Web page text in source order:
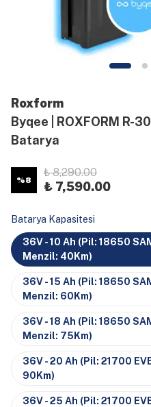
Roxform
Byqee | ROXFORM R-
Batarya
%8
₺ 8,290.00
₺ 7,590.00
Batarya Kapasitesi
36V - 10 Ah (Pil: 18650
Menzil: 40Km)
36V - 15 Ah (Pil: 18650
Menzil: 60Km)
36V - 18 Ah (Pil: 18650
Menzil: 75Km)
36V - 20 Ah (Pil: 21700
90Km)
36V - 25 Ah (Pil: 21700